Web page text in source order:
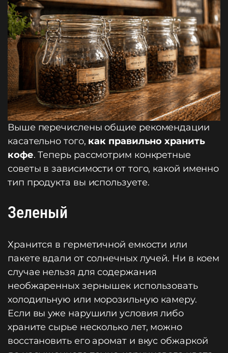
Выше перечислены общие рекомендации
касательно того, как правильно хранить
кофе. Теперь рассмотрим конкретные
советы в зависимости от того, какой именно
тип продукта вы используете.
Зеленый
Хранится в герметичной емкости или
пакете вдали от солнечных лучей. Ни в коем
случае нельзя для содержания
необжаренных зернышек использовать
холодильную или морозильную камеру.
Если вы уже нарушили условия либо
храните сырье несколько лет, можно
восстановить его аромат и вкус обжаркой